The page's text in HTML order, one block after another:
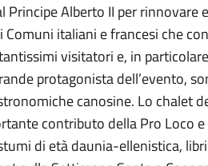
Alberto II per rinnovare
italiani e francesi che
visitatori e, in
protagonista dell’evento,
canosine. Lo chalet
contributo della Pro Loco
di età daunia-ellenistica,